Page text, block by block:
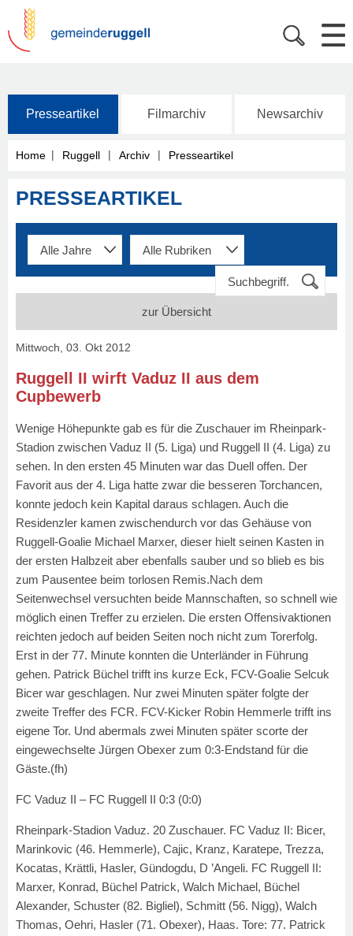
Presseartikel Filmarchiv Newsarchiv
Home | Ruggell | Archiv | Presseartikel
PRESSEARTIKEL
zur Übersicht
Mittwoch, 03. Okt 2012
Ruggell II wirft Vaduz II aus dem
Cupbewerb
Wenige Höhepunkte gab es für die Zuschauer im Rheinpark-
Stadion zwischen Vaduz II (5. Liga) und Ruggell II (4. Liga) zu
sehen. In den ersten 45 Minuten war das Duell offen. Der
Favorit aus der 4. Liga hatte zwar die besseren Torchancen,
konnte jedoch kein Kapital daraus schlagen. Auch die
Residenzler kamen zwischendurch vor das Gehäuse von
Ruggell-Goalie Michael Marxer, dieser hielt seinen Kasten in
der ersten Halbzeit aber ebenfalls sauber und so blieb es bis
zum Pausentee beim torlosen Remis.Nach dem
Seitenwechsel versuchten beide Mannschaften, so schnell wie
möglich einen Treffer zu erzielen. Die ersten Offensivaktionen
reichten jedoch auf beiden Seiten noch nicht zum Torerfolg.
Erst in der 77. Minute konnten die Unterländer in Führung
gehen. Patrick Büchel trifft ins kurze Eck, FCV-Goalie Selcuk
Bicer war geschlagen. Nur zwei Minuten später folgte der
zweite Treffer des FCR. FCV-Kicker Robin Hemmerle trifft ins
eigene Tor. Und abermals zwei Minuten später scorte der
eingewechselte Jürgen Obexer zum 0:3-Endstand für die
Gäste.(fh)
FC Vaduz II – FC Ruggell II 0:3 (0:0)
Rheinpark-Stadion Vaduz. 20 Zuschauer. FC Vaduz II: Bicer,
Marinkovic (46. Hemmerle), Cajic, Kranz, Karatepe, Trezza,
Kocatas, Krättli, Hasler, Gündogdu, D ’Angeli. FC Ruggell II:
Marxer, Konrad, Büchel Patrick, Walch Michael, Büchel
Alexander, Schuster (82. Bigliel), Schmitt (56. Nigg), Walch
Thomas, Oehri, Hasler (71. Obexer), Haas. Tore: 77. Patrick